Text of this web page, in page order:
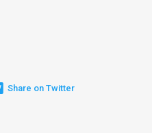
Share on Twitter